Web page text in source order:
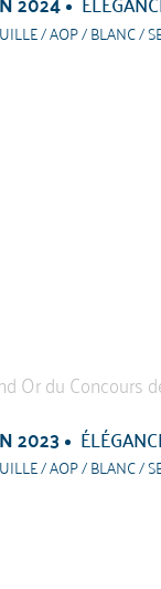
/ AOP / BLANC /
2023
/ AOP / BLANC /